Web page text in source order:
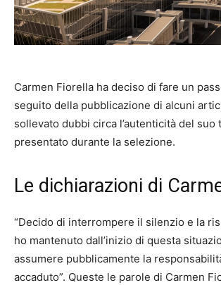
Carmen Fiorella ha deciso di fare un
seguito della pubblicazione di alcuni
sollevato dubbi circa l’autenticità del
presentato durante la selezione.
Le dichiarazioni di
“Decido di interrompere il silenzio e la
ho mantenuto dall’inizio di questa
assumere pubblicamente la
accaduto”. Queste le parole di Carmen